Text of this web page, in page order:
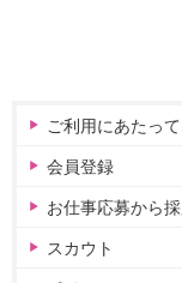
ご利用にあたって
会員登録
お仕事応募から
スカウト